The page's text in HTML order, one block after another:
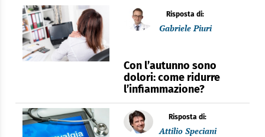
Risposta di:
Gabriele Piuri
Con l’autunno sono
dolori: come ridurre
l’infiammazione?
Risposta di:
Attilio Speciani